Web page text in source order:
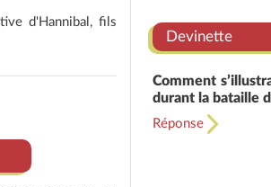
d'Hannibal, fils
Devinette
Comment
durant la bataille
Réponse